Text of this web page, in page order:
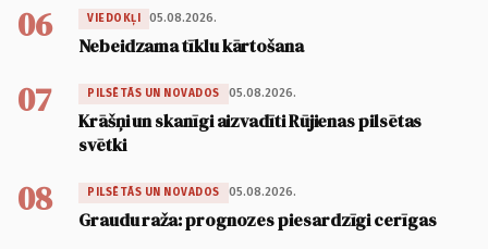
06 VIEDOKĻI 05.08.2026.
Nebeidzama tīklu kārtošana
07 PILSĒTĀS UN NOVADOS 05.08.2026.
Krāšņi un skanīgi aizvadīti Rūjienas pilsētas
svētki
08 PILSĒTĀS UN NOVADOS 05.08.2026.
Graudu raža: prognozes piesardzīgi cerīgas